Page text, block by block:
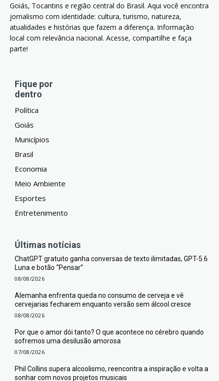
Goiás, Tocantins e região central do Brasil. Aqui você encontra
jornalismo com identidade: cultura, turismo, natureza,
atualidades e histórias que fazem a diferença. Informação
local com relevância nacional. Acesse, compartilhe e faça
parte!
Fique por
dentro
Política
Goiás
Municípios
Brasil
Economia
Meio Ambiente
Esportes
Entretenimento
Últimas notícias
ChatGPT gratuito ganha conversas de texto ilimitadas, GPT-5.6
Luna e botão “Pensar”
08/08/2026
Alemanha enfrenta queda no consumo de cerveja e vê
cervejarias fecharem enquanto versão sem álcool cresce
08/08/2026
Por que o amor dói tanto? O que acontece no cérebro quando
sofremos uma desilusão amorosa
07/08/2026
Phil Collins supera alcoolismo, reencontra a inspiração e volta a
sonhar com novos projetos musicais